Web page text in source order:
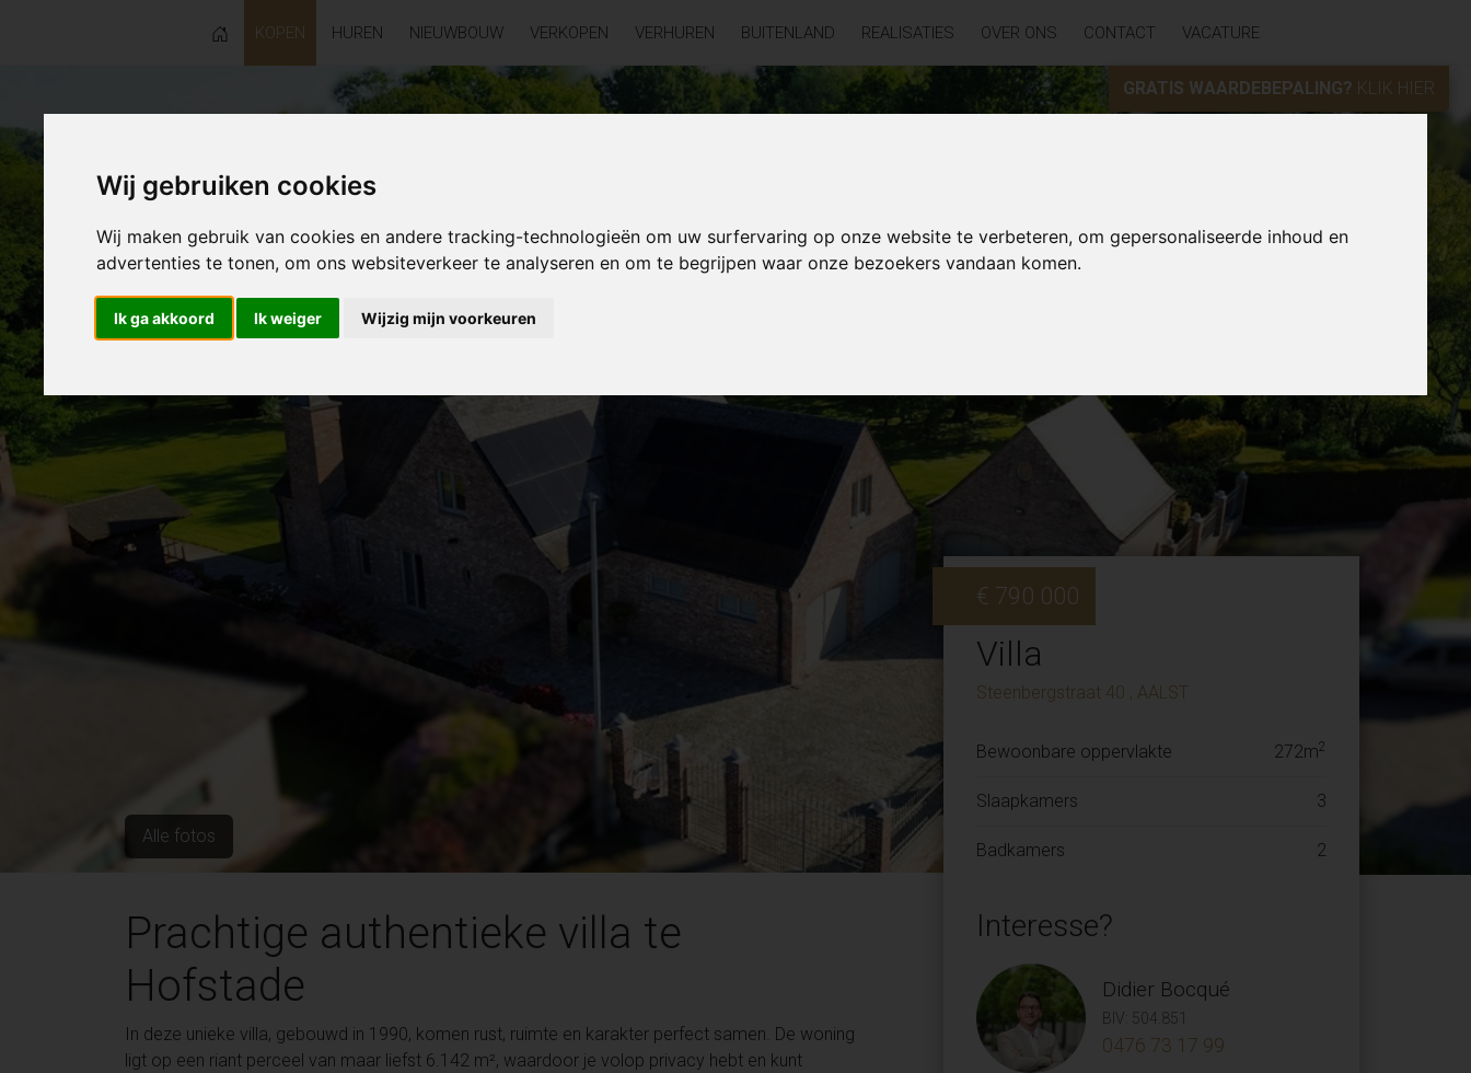
Wij gebruiken cookies
Wij maken gebruik van cookies en andere tracking-technologieën om uw surfervaring op onze website te verbeteren, om gepersonaliseerde inhoud en
advertenties te tonen, om ons websiteverkeer te analyseren en om te begrijpen waar onze bezoekers vandaan komen.
Ik ga akkoord Ik weiger Wijzig mijn voorkeuren
KOPEN HUREN NIEUWBOUW VERKOPEN VERHUREN BUITENLAND REALISATIES OVER ONS CONTACT VACATURE
GRATIS WAARDEBEPALING? KLIK HIER
Alle fotos
Villa
Steenbergstraat 40 , AALST
€ 790 000
Bewoonbare oppervlakte 272m2
Slaapkamers 3
Badkamers 2
Prachtige authentieke villa te
Hofstade
In deze unieke villa, gebouwd in 1990, komen rust, ruimte en karakter perfect samen. De woning
ligt op een riant perceel van maar liefst 6.142 m², waardoor je volop privacy hebt en kunt
Interesse?
Didier Bocqué
BIV: 504.851
0476 73 17 99